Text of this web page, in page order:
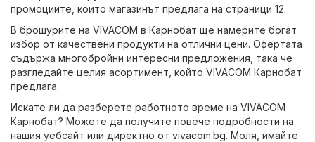
промоциите, които магазинът предлага на страници 12.
В брошурите на VIVACOM в Карнобат ще намерите богат
избор от качествени продукти на отлични цени. Офертата
съдържа многобройни интересни предложения, така че
разгледайте целия асортимент, който VIVACOM Карнобат
предлага.
Искате ли да разберете работното време на VIVACOM
Карнобат? Можете да получите повече подробности на
нашия уебсайт или директно от vivacom.bg. Моля, имайте